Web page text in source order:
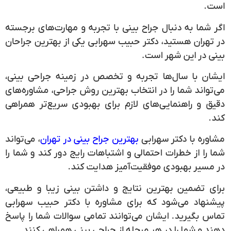
است.
اگر شما به دنبال جراح بینی با تجربه و مهارت‌های برجسته
در تهران هستید، دکتر حبیب سهرابییکی از بهترین جراحان
بینی در این شهر است.
ایشان با سال‌ها تجربه و تخصص در زمینه جراحی بینی،
می‌تواند شما را در انتخاب بهترین روش جراحی، مشاوره‌های
دقیق و راهنمایی‌های لازم برای بهبودی سریع‌تر همراهی
کند.
مشاوره با دکتر سهرابی بهترین جراح بینی در تهران، می‌تواند
شما را از خطرات احتمالی و اشتباهات رایج دور کند و شما را
در مسیر بهبودی موفقیت‌آمیز هدایت کند.
برای تضمین بهترین نتایج و داشتن بینی زیبا و طبیعی،
پیشنهاد می‌شود که برای مشاوره با دکتر
حبیب سهرابی
تماس بگیرید. ایشان می‌توانند تمامی سوالات شما را پاسخ